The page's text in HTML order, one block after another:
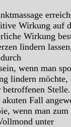
Wirkung auf
Wirkung
lindern
wenn man
lindern möchte,
betroffenen Stelle.
Fall
wenn man zum
unter